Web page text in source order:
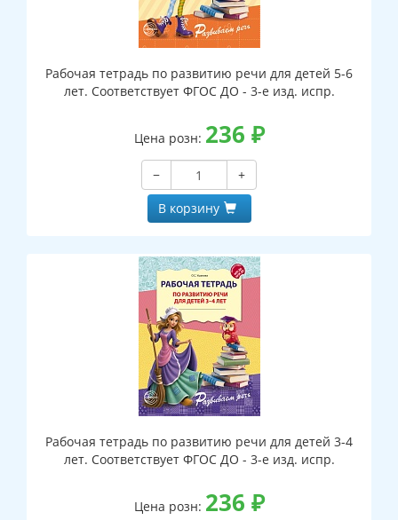
Рабочая тетрадь по развитию речи для детей 5-6
лет. Соответствует ФГОС ДО - 3-е изд. испр.
Цена розн: 236 ₽
−
+
В корзину
Рабочая тетрадь по развитию речи для детей 3-4
лет. Соответствует ФГОС ДО - 3-е изд. испр.
Цена розн: 236 ₽